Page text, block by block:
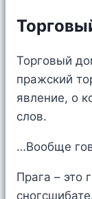
Торговый
пражский
явление, о
слов.
…Вообще
Прага – это